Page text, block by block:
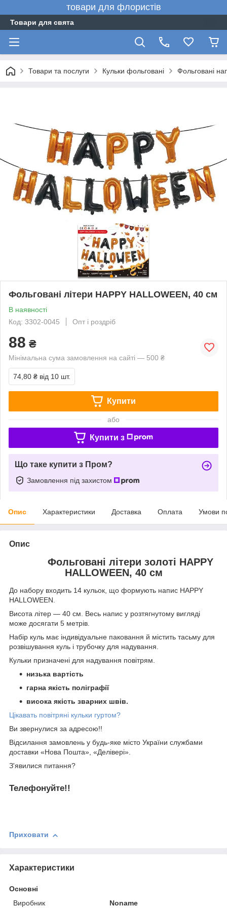
товари для флористів
Товари для свята
Товари та послуги Кульки фольговані Фольговані
Фольговані літери HAPPY HALLOWEEN, 40 см
В наявності
Код: 3302-0045
Опт і роздріб
88 ₴
Мінімальна сума замовлення на сайті — 500 ₴
74,80 ₴ від 10 шт.
Купити
або
Купити з
Що таке купити з Пром?
Замовлення під захистом
Опис Характеристики Доставка Оплата Умови
Опис
Фольговані літери золоті HAPPY
HALLOWEEN, 40 см
До набору входить 14 кульок, що формують напис HAPPY
HALLOWEEN.
Висота літер — 40 см. Весь напис у розтягнутому вигляді
може досягати 5 метрів.
Набір куль має індивідуальне паковання й містить тасьму для
розвішування куль і трубочку для надування.
Кульки призначені для надування повітрям.
низька вартість
гарна якість поліграфії
висока якість зварних швів.
Цікавать повітряні кульки гуртом?
Ви звернулися за адресою!!
Відсилання замовлень у будь-яке місто України службами
доставки «Нова Пошта», «Делівері».
З'явилися питання?
Телефонуйте!!
Приховати
Характеристики
Основні
Виробник
Noname